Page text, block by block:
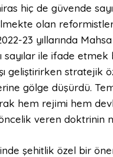
hiç de güvende
olan
23 yıllarında
sayılar ile ifade
geliştirirken
gölge düşürdü.
hem rejimi hem
veren doktrinin
şehitlik özel bir